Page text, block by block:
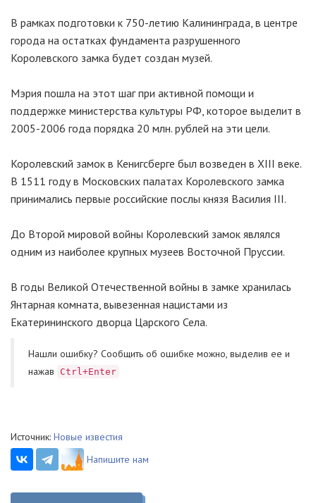
В рамках подготовки к 750-летию Калининграда, в центре
города на остатках фундамента разрушенного
Королевского замка будет создан музей.
Мэрия пошла на этот шаг при активной помощи и
поддержке министерства культуры РФ, которое выделит в
2005-2006 года порядка 20 млн. рублей на эти цели.
Королевский замок в Кенигсберге был возведен в XIII веке.
В 1511 году в Московских палатах Королевского замка
принимались первые российские послы князя Василия III.
До Второй мировой войны Королевский замок являлся
одним из наиболее крупных музеев Восточной Пруссии.
В годы Великой Отечественной войны в замке хранилась
Янтарная комната, вывезенная нацистами из
Екатерининского дворца Царского Села.
Нашли ошибку? Cообщить об ошибке можно, выделив ее и
нажав
Ctrl+Enter
Источник: Новые известия
Напишите нам